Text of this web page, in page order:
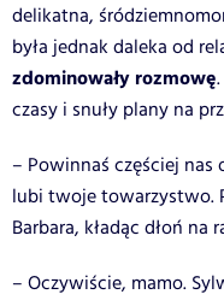
delikatna,
była jednak daleka od
zdominowały rozmowę
czasy i snuły plany na
– Powinnaś częściej nas
lubi twoje towarzystwo.
Barbara, kładąc dłoń na
– Oczywiście, mamo.